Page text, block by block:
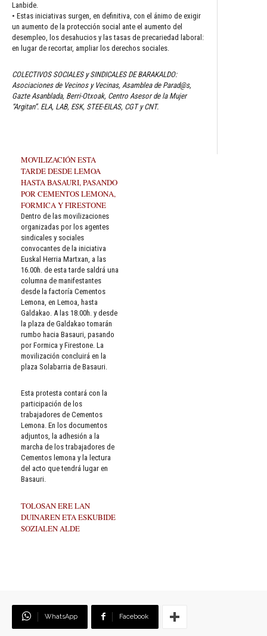
Lanbide.
• Estas iniciativas surgen, en definitiva, con el ánimo de exigir
un aumento de la protección social ante el aumento del
desempleo, los desahucios y las tasas de precariedad laboral:
en lugar de recortar, ampliar los derechos sociales.
COLECTIVOS SOCIALES y SINDICALES DE BARAKALDO:
Asociaciones de Vecinos y Vecinas, Asamblea de Parad@s,
Gazte Asanblada, Berri-Otxoak, Centro Asesor de la Mujer
“Argitan”. ELA, LAB, ESK, STEE-EILAS, CGT y CNT.
MOVILIZACIÓN ESTA
TARDE DESDE LEMOA
HASTA BASAURI, PASANDO
POR CEMENTOS LEMONA,
FORMICA Y FIRESTONE
Dentro de las movilizaciones
organizadas por los agentes
sindicales y sociales
convocantes de la iniciativa
Euskal Herria Martxan, a las
16.00h. de esta tarde saldrá una
columna de manifestantes
desde la factoría Cementos
Lemona, en Lemoa, hasta
Galdakao. A las 18.00h. y desde
la plaza de Galdakao tomarán
rumbo hacia Basauri, pasando
por Formica y Firestone. La
movilización concluirá en la
plaza Solabarria de Basauri.
Esta protesta contará con la
participación de los
trabajadores de Cementos
Lemona. En los documentos
adjuntos, la adhesión a la
marcha de los trabajadores de
Cementos lemona y la lectura
del acto que tendrá lugar en
Basauri.
TOLOSAN ERE LAN
DUINAREN ETA ESKUBIDE
SOZIALEN ALDE
WhatsApp Facebook